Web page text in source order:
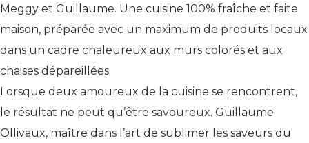
Meggy et Guillaume. Une cuisine 100% fraîche et faite
maison, préparée avec un maximum de produits locaux
dans un cadre chaleureux aux murs colorés et aux
chaises dépareillées.
Lorsque deux amoureux de la cuisine se rencontrent,
le résultat ne peut qu’être savoureux. Guillaume
Ollivaux, maître dans l’art de sublimer les saveurs du